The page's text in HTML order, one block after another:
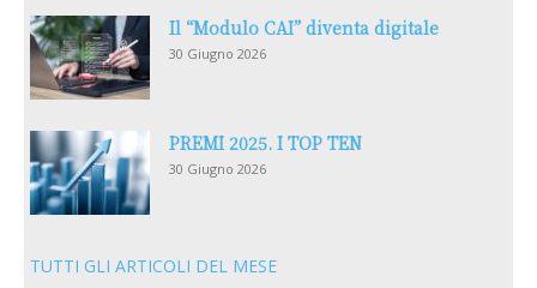
Il “Modulo CAI” diventa digitale
30 Giugno 2026
PREMI 2025. I TOP TEN
30 Giugno 2026
TUTTI GLI ARTICOLI DEL MESE